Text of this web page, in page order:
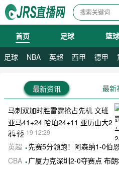
首页 足球 篮球
足球 NBA 英超 西甲 德甲
最新资讯 最新
马刺双加时胜雷霆抢占先机 文班
亚马41+24 哈珀24+11 亚历山大2
4+12
26-05-19 12:29
英超
先赛5分领跑！阿森纳1-0伯恩利
CBA
广厦力克深圳2-0夺赛点 布
08月08日 星期六